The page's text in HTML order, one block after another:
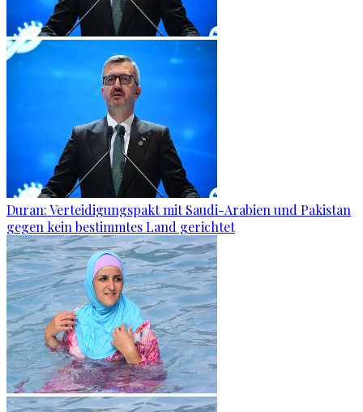
Duran: Verteidigungspakt mit Saudi-Arabien und Pakistan
gegen kein bestimmtes Land gerichtet